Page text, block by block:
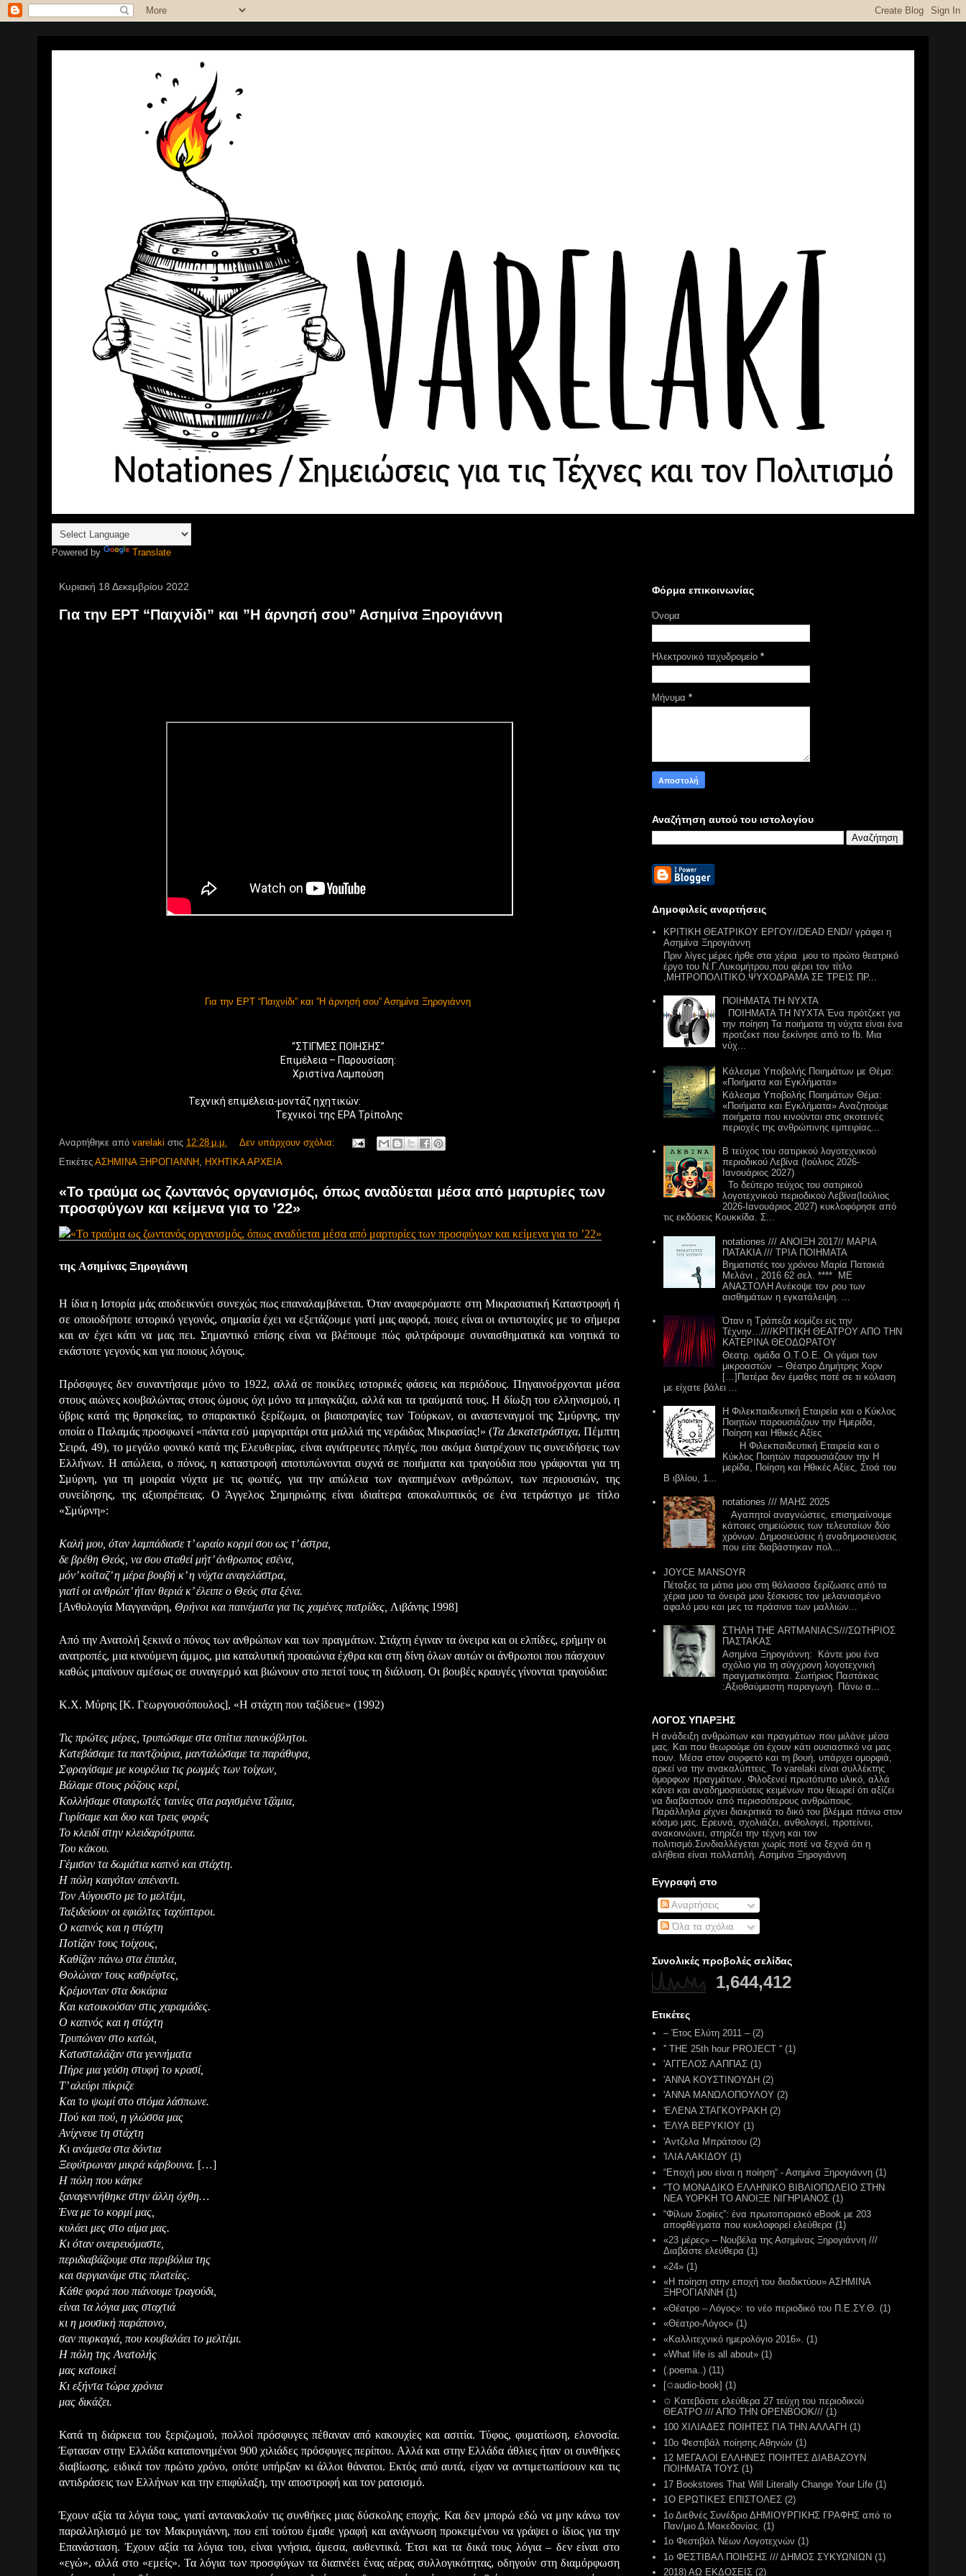
Powered by Translate
Κυριακή 18 Δεκεμβρίου 2022
Για την ΕΡΤ “Παιχνίδι” και ”Η άρνησή σου” Ασημίνα Ξηρογιάννη
Για την ΕΡΤ “Παιχνίδι” και ”Η άρνησή σου” Ασημίνα Ξηρογιάννη
“ΣΤΙΓΜΕΣ ΠΟΙΗΣΗΣ”
Επιμέλεια – Παρουσίαση:
Χριστίνα Λαμπούση
Τεχνικοί της ΕΡΑ Τρίπολης
Αναρτήθηκε από varelaki στις 12:28 μ.μ.
Δεν υπάρχουν σχόλια:
Ετικέτες ΑΣΗΜΙΝΑ ΞΗΡΟΓΙΑΝΝΗ ΗΧΗΤΙΚΑ ΑΡΧΕΙΑ
«Το τραύμα ως ζωντανός οργανισμός, όπως αναδύεται μέσα από μαρτυρίες των
προσφύγων και κείμενα για το ’22»
της Ασημίνας Ξηρογιάννη
Η ίδια η Ιστορία μάς αποδεικνύει συνεχώς πως επαναλαμβάνεται. Όταν αναφερόμαστε στη Μικρασιατική Καταστροφή ή
σε οποιοδήποτε ιστορικό γεγονός, σημασία έχει να εξετάζουμε γιατί μας αφορά, ποιες είναι οι αντιστοιχίες με το σήμερα
και αν έχει κάτι να μας πει. Σημαντικό επίσης είναι να βλέπουμε πώς φιλτράρουμε συναισθηματικά και νοητικά το
εκάστοτε γεγονός και για ποιους λόγους.
Πρόσφυγες δεν συναντήσαμε μόνο το 1922, αλλά σε ποικίλες ιστορικές φάσεις και περιόδους. Πηγαινοέρχονται μέσα
στους αιώνες κουβαλώντας στους ώμους όχι μόνο τα μπαγκάζια, αλλά και τα τραύματά τους. Η δίωξη του ελληνισμού, η
ύβρις κατά της θρησκείας, το σπαρακτικό ξερίζωμα, οι βιαιοπραγίες των Τούρκων, οι αναστεναγμοί της Σμύρνης, την
οποία ο Παλαμάς προσφωνεί «πάντα εσύ μαργαριτάρι στα μαλλιά της νεράιδας Μικρασίας!» (Τα Δεκατετράστιχα, Πέμπτη
Σειρά, 49), το μεγάλο φονικό κατά της Ελευθερίας, είναι αγιάτρευτες πληγές, που ακόμα διατρέχουν τις συνειδήσεις των
Ελλήνων. Η απώλεια, ο πόνος, η καταστροφή αποτυπώνονται συχνά σε ποιήματα και τραγούδια που γράφονται για τη
Σμύρνη, για τη μοιραία νύχτα με τις φωτιές, για την απώλεια των αγαπημένων ανθρώπων, των περιουσιών, της
συνείδησης, της αξιοπρέπειας. Ο Άγγελος Σημηριώτης είναι ιδιαίτερα αποκαλυπτικός σε ένα τετράστιχο με τίτλο
«Σμύρνη»:
Καλή μου, όταν λαμπάδιασε τ’ ωραίο κορμί σου ως τ’ άστρα,
δε βρέθη Θεός, να σου σταθεί μήτ’ άνθρωπος εσένα,
μόν’ κοίταζ’ η μέρα βουβή κ’ η νύχτα αναγελάστρα,
γιατί οι ανθρώπ’ ήταν θεριά κ’ έλειπε ο Θεός στα ξένα.
[Ανθολογία Μαγγανάρη, Θρήνοι και παινέματα για τις χαμένες πατρίδες, Λιβάνης 1998]
Από την Ανατολή ξεκινά ο πόνος των ανθρώπων και των πραγμάτων. Στάχτη έγιναν τα όνειρα και οι ελπίδες, ερήμην οι
ανατροπές, μια κινούμενη άμμος, μια καταλυτική προαιώνια έχθρα και στη δίνη όλων αυτών οι άνθρωποι που πάσχουν
καθώς μπαίνουν αμέσως σε συναγερμό και βιώνουν στο πετσί τους τη διάλυση. Οι βουβές κραυγές γίνονται τραγούδια:
Κ.Χ. Μύρης [Κ. Γεωργουσόπουλος], «Η στάχτη που ταξίδευε» (1992)
Τις πρώτες μέρες, τρυπώσαμε στα σπίτια πανικόβλητοι.
Κατεβάσαμε τα παντζούρια, μανταλώσαμε τα παράθυρα,
Σφραγίσαμε με κουρέλια τις ρωγμές των τοίχων,
Βάλαμε στους ρόζους κερί,
Κολλήσαμε σταυρωτές ταινίες στα ραγισμένα τζάμια,
Γυρίσαμε και δυο και τρεις φορές
Το κλειδί στην κλειδαρότρυπα.
Του κάκου.
Γέμισαν τα δωμάτια καπνό και στάχτη.
Η πόλη καιγόταν απέναντι.
Τον Αύγουστο με το μελτέμι,
Ταξιδεύουν οι εφιάλτες ταχύπτεροι.
Ο καπνός και η στάχτη
Ποτίζαν τους τοίχους,
Καθίζαν πάνω στα έπιπλα,
Θολώναν τους καθρέφτες,
Κρέμονταν στα δοκάρια
Και κατοικούσαν στις χαραμάδες.
Ο καπνός και η στάχτη
Τρυπώναν στο κατώι,
Κατασταλάζαν στα γεννήματα
Πήρε μια γεύση στυφή το κρασί,
Τ’ αλεύρι πίκριζε
Και το ψωμί στο στόμα λάσπωνε.
Πού και πού, η γλώσσα μας
Ανίχνευε τη στάχτη
Κι ανάμεσα στα δόντια
Ξεφύτρωναν μικρά κάρβουνα. […]
Η πόλη που κάηκε
ξαναγεννήθηκε στην άλλη όχθη…
Ένα με το κορμί μας,
κυλάει μες στο αίμα μας.
Κι όταν ονειρευόμαστε,
περιδιαβάζουμε στα περιβόλια της
και σεργιανάμε στις πλατείες.
Κάθε φορά που πιάνουμε τραγούδι,
είναι τα λόγια μας σταχτιά
κι η μουσική παράπονο,
σαν πυρκαγιά, που κουβαλάει το μελτέμι.
Η πόλη της Ανατολής
μας κατοικεί
Κι εξήντα τώρα χρόνια
μας δικάζει.
Κατά τη διάρκεια του ξεριζωμού, πολλοί πρόσφυγες πέθαναν από κακουχίες και ασιτία. Τύφος, φυματίωση, ελονοσία.
Έφτασαν στην Ελλάδα καταπονημένοι 900 χιλιάδες πρόσφυγες περίπου. Αλλά και στην Ελλάδα άθλιες ήταν οι συνθήκες
διαβίωσης, ειδικά τον πρώτο χρόνο, οπότε υπήρξαν κι άλλοι θάνατοι. Εκτός από αυτά, είχαν να αντιμετωπίσουν και τις
αντιδράσεις των Ελλήνων και την επιφύλαξη, την αποστροφή και τον ρατσισμό.
Έχουν αξία τα λόγια τους, γιατί αντανακλούν τις συνθήκες μιας δύσκολης εποχής. Και δεν μπορώ εδώ να μην κάνω τον
παραλληλισμό με τον Μακρυγιάννη, που επί τούτου έμαθε γραφή και ανάγνωση προκειμένου να γράψει ο ίδιος για την
Επανάσταση. Έχουν αξία τα λόγια του, είναι γνήσια, άμεσα, αυθεντικά. Έτσι και τα δικά τους λόγια – δεν είναι στο
«εγώ», αλλά στο «εμείς». Τα λόγια των προσφύγων τα διαπνέει ένας αέρας συλλογικότητας, οδηγούν στη διαμόρφωση
Φόρμα επικοινωνίας
Όνομα
Ηλεκτρονικό ταχυδρομείο *
Μήνυμα *
Αναζήτηση αυτού του ιστολογίου
Δημοφιλείς αναρτήσεις
ΚΡΙΤΙΚΗ ΘΕΑΤΡΙΚΟΥ ΕΡΓΟΥ//DEAD END// γράφει η
Ασημίνα Ξηρογιάννη
Πριν λίγες μέρες ήρθε στα χέρια μου το πρώτο θεατρικό
έργο του Ν.Γ.Λυκομήτρου,που φέρει τον τίτλο
,MHTΡΟΠΟΛΙΤΙΚΟ.ΨΥΧΟΔΡΑΜΑ ΣΕ ΤΡΕΙΣ ΠΡ...
ΠΟΙΗΜΑΤΑ ΤΗ ΝΥΧΤΑ
ΠΟΙΗΜΑΤΑ ΤΗ ΝΥΧΤΑ Ένα πρότζεκτ για
την ποίηση Τα ποιήματα τη νύχτα είναι ένα
προτζεκτ που ξεκίνησε από το fb. Μια
νύχ...
Κάλεσμα Υποβολής Ποιημάτων με Θέμα:
«Ποιήματα και Εγκλήματα»
Κάλεσμα Υποβολής Ποιημάτων Θέμα:
«Ποιήματα και Εγκλήματα» Αναζητούμε
ποιήματα που κινούνται στις σκοτεινές
περιοχές της ανθρώπινης εμπειρίας...
Β τεύχος του σατιρικού λογοτεχνικού
περιοδικού Λεβίνα (Ιούλιος 2026-
Ιανουάριος 2027)
Το δεύτερο τεύχος του σατιρικού
λογοτεχνικού περιοδικού Λεβίνα(Ιούλιος
2026-Ιανουάριος 2027) κυκλοφόρησε από
τις εκδόσεις Κουκκίδα. Σ...
notationes /// ΑΝΟΙΞΗ 2017// ΜΑΡΙΑ
ΠΑΤΑΚΙΑ /// ΤΡΙΑ ΠΟΙΗΜΑΤΑ
Βηματιστές του χρόνου Μαρία Πατακιά
Μελάνι , 2016 62 σελ. **** ME
ANAΣΤΟΛΗ Ανέκοψε τον ρου των
αισθημάτων η εγκατάλειψη. ...
Όταν η Τράπεζα κομίζει εις την
Τέχνην…////ΚΡΙΤΙΚΗ ΘΕΑΤΡΟΥ ΑΠΟ ΤΗΝ
ΚΑΤΕΡΙΝΑ ΘΕΟΔΩΡΑΤΟΥ
Θεατρ. ομάδα Ο.Τ.Ο.Ε. Οι γάμοι των
μικροαστών – Θέατρο Δημήτρης Χορν
[…]Πατέρα δεν έμαθες ποτέ σε τι κόλαση
με είχατε βάλει ...
Η Φιλεκπαιδευτική Εταιρεία και ο Κύκλος
Ποιητών παρουσιάζουν την Hμερίδα,
Ποίηση και Ηθικές Αξίες
Η Φιλεκπαιδευτική Εταιρεία και ο
Κύκλος Ποιητών παρουσιάζουν την H
μερίδα, Ποίηση και Ηθικές Αξίες, Στοά του
B ιβλίου, 1...
notationes /// ΜΑΗΣ 2025
Aγαπητοί αναγνώστες, επισημαίνουμε
κάποιες σημειώσεις των τελευταίων δύο
χρόνων. Δημοσιεύσεις ή αναδημοσιεύσεις
που είτε διαβάστηκαν πολ...
JOYCE MANSOYR
Πέταξες τα μάτια μου στη θάλασσα ξερίζωσες από τα
χέρια μου τα όνειρά μου ξέσκισες τον μελανιασμένο
αφαλό μου και μες τα πράσινα των μαλλιών...
ΣΤΗΛΗ THΕ ARTMANIACS///ΣΩΤΗΡΙΟΣ
ΠΑΣΤΑΚΑΣ
Aσημίνα Ξηρογιάννη: Κάντε μου ένα
σχόλιο για τη σύγχρονη λογοτεχνική
πραγματικότητα. Σωτήριος Παστάκας
:Αξιοθαύμαστη παραγωγή. Πάνω α...
ΛΟΓΟΣ ΥΠΑΡΞΗΣ
H ανάδειξη ανθρώπων και πραγμάτων που μιλάνε μέσα
μας. Και που θεωρούμε ότι έχουν κάτι ουσιαστικό να μας
πουν. Μέσα στον συρφετό και τη βουή, υπάρχει ομορφιά,
αρκεί να την ανακαλύπτεις. Το varelaki είναι συλλέκτης
όμορφων πραγμάτων. Φιλοξενεί πρωτότυπο υλικό, αλλά
κάνει και αναδημοσιεύσεις κειμένων που θεωρεί ότι αξίζει
να διαβαστούν από περισσότερους ανθρώπους.
Παράλληλα ρίχνει διακριτικά το δικό του βλέμμα πάνω στον
κόσμο μας. Ερευνά, σχολιάζει, ανθολογεί, προτείνει,
ανακοινώνει, στηρίζει την τέχνη και τον
πολιτισμό.Συνδιαλλέγεται χωρίς ποτέ να ξεχνά ότι η
αλήθεια είναι πολλαπλή. Ασημίνα Ξηρογιάννη
Εγγραφή στο
Αναρτήσεις
Όλα τα σχόλια
Συνολικές προβολές σελίδας
1,644,412
Ετικέτες
– Έτος Ελύτη 2011 – (2)
'' ΤΗΕ 25th hour PROJECT “ (1)
'ΑΓΓΕΛΟΣ ΛΑΠΠΑΣ (1)
'ΑΝΝΑ ΚΟΥΣΤΙΝΟΥΔΗ (2)
'ΑΝΝΑ ΜΑΝΩΛΟΠΟΥΛΟΥ (2)
'ΕΛΕΝΑ ΣΤΑΓΚΟΥΡΑΚΗ (2)
'ΕΛΥΑ ΒΕΡΥΚΙΟΥ (1)
'Aντζελα Μπράτσου (2)
'IΛΙΑ ΛΑΚΙΔΟΥ (1)
“Εποχή μου είναι η ποίηση“ - Ασημίνα Ξηρογιάννη (1)
"ΤΟ ΜΟΝΑΔΙΚΟ ΕΛΛΗΝΙΚΟ ΒΙΒΛΙΟΠΩΛΕΙΟ ΣΤΗΝ
ΝΕΑ ΥΟΡΚΗ ΤΟ ΑΝΟΙΞΕ ΝΙΓΗΡΙΑΝΟΣ (1)
“Φίλων Σοφίες”: ένα πρωτοποριακό eBook με 203
αποφθέγματα που κυκλοφορεί ελεύθερα (1)
«23 μέρες» – Νουβέλα της Ασημίνας Ξηρογιάννη ///
Διαβάστε ελεύθερα (1)
«24» (1)
«Η ποίηση στην εποχή του διαδικτύου» ΑΣΗΜΙΝΑ
ΞΗΡΟΓΙΑΝΝΗ (1)
«Θέατρο – Λόγος»: το νέο περιοδικό του Π.Ε.ΣΥ.Θ. (1)
«Θέατρο-Λόγος» (1)
«Kαλλιτεχνικό ημερολόγιο 2016». (1)
«What life is all about» (1)
(.poema..) (11)
[✩audio-book] (1)
✩ Κατεβάστε ελεύθερα 27 τεύχη του περιοδικού
ΘΕΑΤΡΟ /// ΑΠΟ ΤΗΝ OPENBOOK/// (1)
100 XIΛΙΑΔΕΣ ΠΟΙΗΤΕΣ ΓΙΑ ΤΗΝ ΑΛΛΑΓΗ (1)
10o Φεστιβάλ ποίησης Αθηνών (1)
12 ΜΕΓΑΛΟΙ ΕΛΛΗΝΕΣ ΠΟΙΗΤΕΣ ΔΙΑΒΑΖΟΥΝ
ΠΟΙΗΜΑΤΑ ΤΟΥΣ (1)
17 Bookstores That Will Literally Change Your Life (1)
1Ο ΕΡΩΤΙΚΕΣ ΕΠΙΣΤΟΛΕΣ (2)
1ο Διεθνές Συνέδριο ΔHMIOΥΡΓΙΚΗΣ ΓΡΑΦΗΣ από το
Παν/μιο Δ.Μακεδονίας. (1)
(1)
1o ΦΕΣΤΙΒΑΛ ΠΟΙΗΣΗΣ /// ΔΗΜΟΣ ΣΥΚΥΩΝΙΩΝ (1)
2018) ΑΩ ΕΚΔΟΣΕΙΣ (2)